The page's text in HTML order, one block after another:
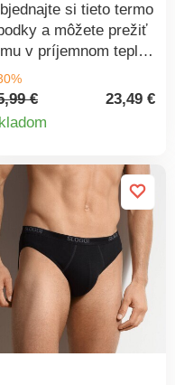
si tieto termo
a môžete prežiť
v príjemnom teple!
potešenie a
% hebkosť ponúka
% bavlna interlock!
Vrúbkovanie
Dlhé spodky majú
pás. Možno
v práčke.
€
23,49 €
Detail